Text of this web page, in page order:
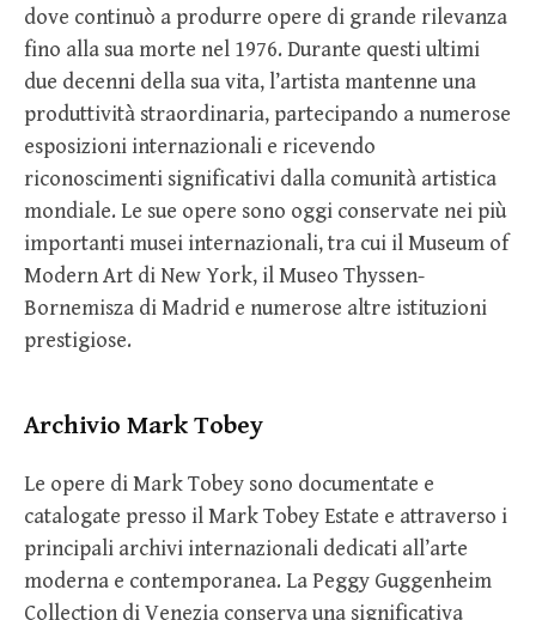
dove continuò a produrre opere di grande rilevanza
fino alla sua morte nel 1976. Durante questi ultimi
due decenni della sua vita, l’artista mantenne una
produttività straordinaria, partecipando a numerose
esposizioni internazionali e ricevendo
riconoscimenti significativi dalla comunità artistica
mondiale. Le sue opere sono oggi conservate nei più
importanti musei internazionali, tra cui il Museum of
Modern Art di New York, il Museo Thyssen-
Bornemisza di Madrid e numerose altre istituzioni
prestigiose.
Archivio Mark Tobey
Le opere di Mark Tobey sono documentate e
catalogate presso il Mark Tobey Estate e attraverso i
principali archivi internazionali dedicati all’arte
moderna e contemporanea. La Peggy Guggenheim
Collection di Venezia conserva una significativa